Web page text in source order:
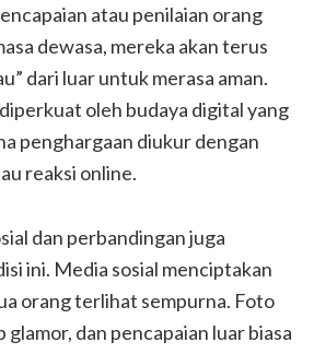
atau penilaian orang
dewasa, mereka akan terus
dari luar untuk merasa aman.
oleh budaya digital yang
penghargaan diukur dengan
reaksi online.
dan perbandingan juga
ini. Media sosial menciptakan
orang terlihat sempurna. Foto
glamor, dan pencapaian luar biasa